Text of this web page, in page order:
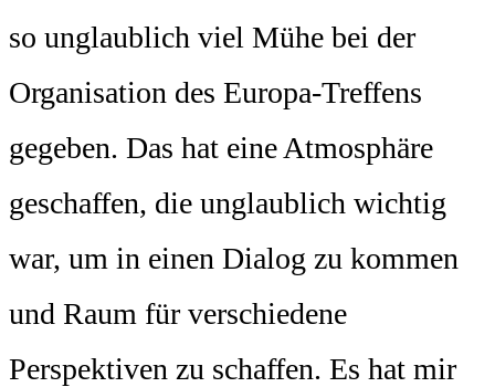
so unglaublich viel Mühe bei der
Organisation des Europa-Treffens
gegeben. Das hat eine Atmosphäre
geschaffen, die unglaublich wichtig
war, um in einen Dialog zu kommen
und Raum für verschiedene
Perspektiven zu schaffen. Es hat mir